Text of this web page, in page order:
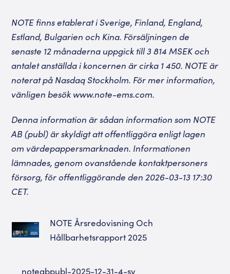
NOTE finns etablerat i Sverige, Finland, England,
Estland, Bulgarien och Kina. Försäljningen de
senaste 12 månaderna uppgick till 3 814 MSEK och
antalet anställda i koncernen är cirka 1 450. NOTE är
noterat på Nasdaq Stockholm. För mer information,
vänligen besök www.note-ems.com.
Denna information är sådan information som NOTE
AB (publ) är skyldigt att offentliggöra enligt lagen
om värdepappersmarknaden. Informationen
lämnades, genom ovanstående kontaktpersoners
försorg, för offentliggörande den 2026-03-13 17:30
CET.
NOTE Årsredovisning Och
Hållbarhetsrapport 2025
noteabpubl-2025-12-31-4-sv